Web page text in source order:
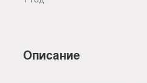
Описание